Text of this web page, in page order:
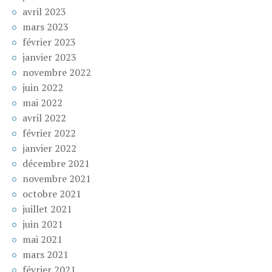
avril 2023
mars 2023
février 2023
janvier 2023
novembre 2022
juin 2022
mai 2022
avril 2022
février 2022
janvier 2022
décembre 2021
novembre 2021
octobre 2021
juillet 2021
juin 2021
mai 2021
mars 2021